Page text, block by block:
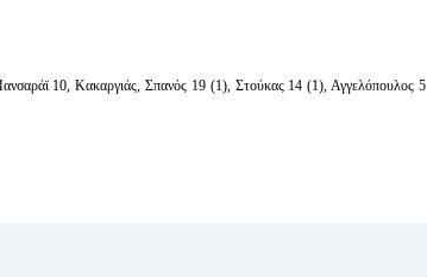
10, Κακαργιάς, Σπανός 19 (1), Στούκας 14 (1), Αγγελόπουλος 5